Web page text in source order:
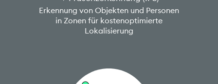
Erkennung von Objekten und Personen
in Zonen für kostenoptimierte
Lokalisierung